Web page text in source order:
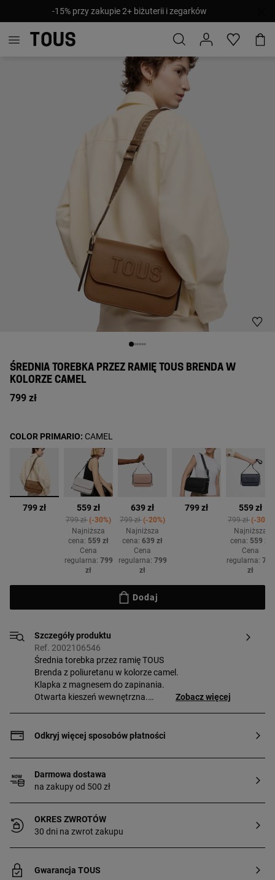
-15% przy zakupie 2+ biżuterii i zegarków
ŚREDNIA TOREBKA PRZEZ RAMIĘ TOUS BRENDA W
KOLORZE CAMEL
799 zł
wybrane
799 zł 559 zł
Price reduced from
799 złto-30%
Najniższa
cena: 559 zł
Cena
regularna: 799
zł
639 zł
Price reduced from
799 złto-20%
Najniższa
cena: 639 zł
Cena
regularna: 799
zł
799 zł 559 zł
Price reduced
799 złto-30%
Najniższa
cena: 559 zł
Cena
regularna: 799
zł
COLOR PRIMARIO: CAMEL
Dodaj
Szczegóły produktu
Ref. 2002106546
Średnia torebka przez ramię TOUS
Brenda z poliuretanu w kolorze camel.
Klapka z magnesem do zapinania.
Otwarta kieszeń wewnętrzna.
17 x 28 x 7 cm.
Zobacz więcej
Odkryj więcej sposobów płatności
Darmowa dostawa
na zakupy od 500 zł
OKRES ZWROTÓW
30 dni na zwrot zakupu
Gwarancja TOUS